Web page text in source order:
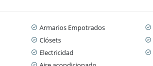
Armarios Empotrados
Clósets
Electricidad